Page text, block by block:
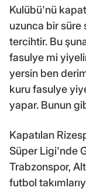
Kulübü'nü
uzunca bir süre
tercihtir. Bu
fasulye mi
yersin ben
kuru fasulye
yapar. Bunun
Kapatılan
Süper Ligi'nde
Trabzonspor,
futbol